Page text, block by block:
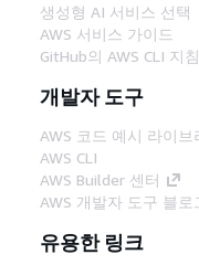
생성형 AI 서비스 선택
AWS 서비스 가이드
GitHub의 AWS CLI 지침
개발자 도구
AWS 코드 예시 라이브
AWS CLI
AWS Builder 센터
AWS 개발자 도구 블로
유용한 링크